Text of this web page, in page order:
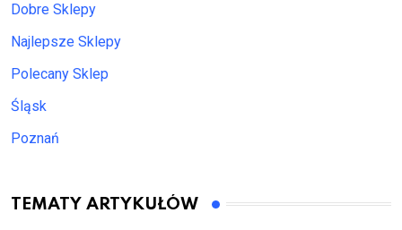
Dobre Sklepy
Najlepsze Sklepy
Polecany Sklep
Śląsk
Poznań
TEMATY ARTYKUŁÓW